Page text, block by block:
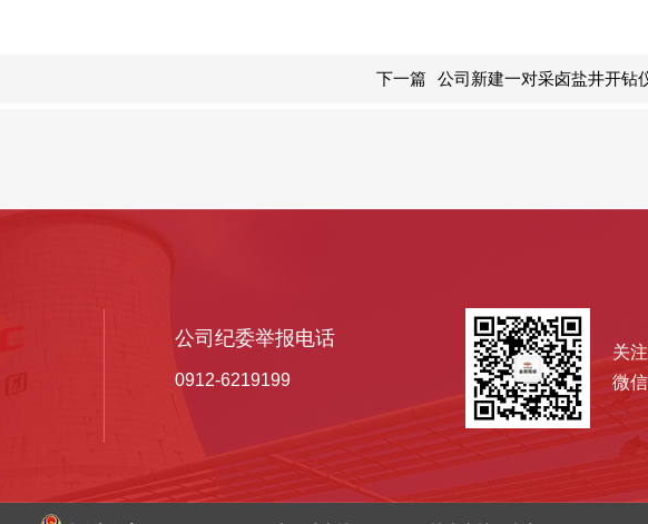
下一篇 公司新建一对采卤盐井开钻
关
微
公司纪委举报电话
0912-6219199